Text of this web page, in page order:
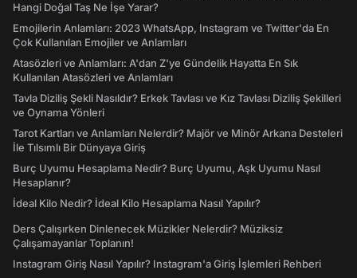
Hangi Doğal Taş Ne İşe Yarar?
Emojilerin Anlamları: 2023 WhatsApp, Instagram ve Twitter'da En
Çok Kullanılan Emojiler ve Anlamları
Atasözleri ve Anlamları: A'dan Z'ye Gündelik Hayatta En Sık
Kullanılan Atasözleri ve Anlamları
Tavla Diziliş Şekli Nasıldır? Erkek Tavlası ve Kız Tavlası Diziliş Şekilleri
ve Oynama Yönleri
Tarot Kartları ve Anlamları Nelerdir? Majör ve Minör Arkana Desteleri
İle Tılsımlı Bir Dünyaya Giriş
Burç Uyumu Hesaplama Nedir? Burç Uyumu, Aşk Uyumu Nasıl
Hesaplanır?
İdeal Kilo Nedir? İdeal Kilo Hesaplama Nasıl Yapılır?
Ders Çalışırken Dinlenecek Müzikler Nelerdir? Müziksiz
Çalışamayanlar Toplanın!
Instagram Giriş Nasıl Yapılır? Instagram'a Giriş İşlemleri Rehberi